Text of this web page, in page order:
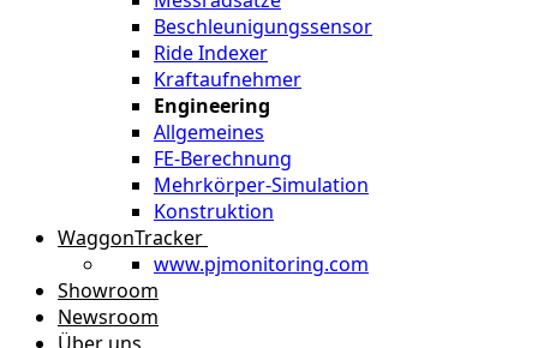
Beschleunigungssensor
Ride Indexer
Kraftaufnehmer
Engineering
Allgemeines
FE-Berechnung
Mehrkörper-Simulation
Konstruktion
WaggonTracker
www.pjmonitoring.com
Showroom
Newsroom